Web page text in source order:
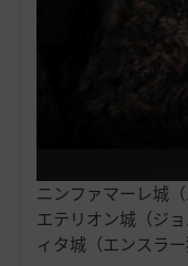
ニンファマーレ城
エテリオン城（ジ
ィタ城（エンスラ